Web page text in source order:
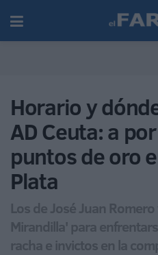
Horario y
AD Ceuta: a
puntos de oro
Plata
Los de José Juan
Mirandilla' para
racha e invictos en la